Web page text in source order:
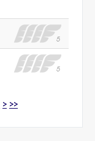
> >>